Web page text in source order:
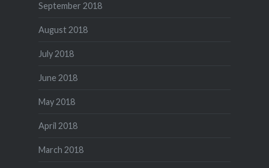
September 2018
August 2018
July 2018
June 2018
May 2018
April 2018
March 2018